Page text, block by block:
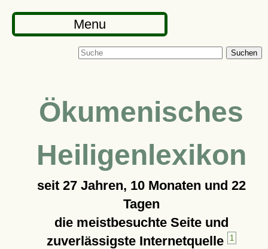
Menu
Suchen
Ökumenisches
Heiligenlexikon
seit 27 Jahren, 10 Monaten und 22
Tagen
die meistbesuchte Seite und
zuverlässigste Internetquelle
1